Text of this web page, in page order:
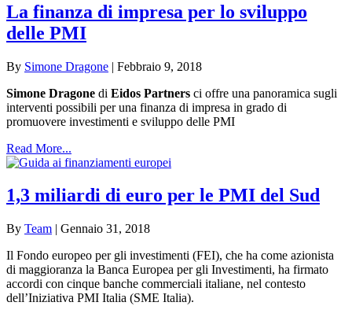
La finanza di impresa per lo sviluppo
delle PMI
By Simone Dragone | Febbraio 9, 2018
Simone Dragone di Eidos Partners ci offre una panoramica sugli
interventi possibili per una finanza di impresa in grado di
promuovere investimenti e sviluppo delle PMI
Read More...
1,3 miliardi di euro per le PMI del Sud
By Team | Gennaio 31, 2018
Il Fondo europeo per gli investimenti (FEI), che ha come azionista
di maggioranza la Banca Europea per gli Investimenti, ha firmato
accordi con cinque banche commerciali italiane, nel contesto
dell’Iniziativa PMI Italia (SME Italia).